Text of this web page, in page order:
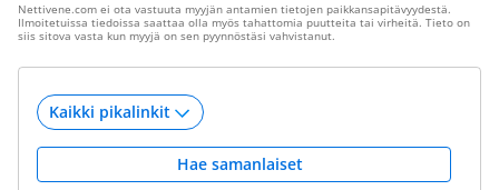
Nettivene.com ei ota vastuuta myyjän antamien tietojen paikkansapitävyydestä.
Ilmoitetuissa tiedoissa saattaa olla myös tahattomia puutteita tai virheitä. Tieto on
siis sitova vasta kun myyjä on sen pyynnöstäsi vahvistanut.
Hae samanlaiset